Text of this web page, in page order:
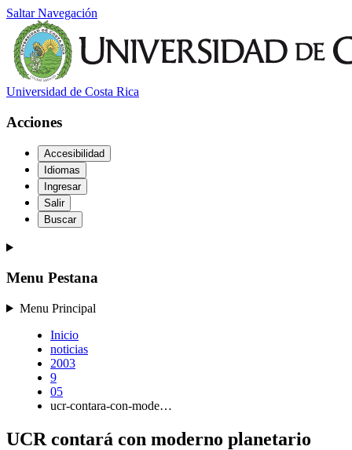
Saltar Navegación
Universidad de Costa Rica
Acciones
Accesibilidad
Idiomas
Ingresar
Salir
Buscar
Menu Pestana
Menu Principal
Inicio
noticias
2003
9
05
ucr-contara-con-mode…
UCR contará con moderno planetario